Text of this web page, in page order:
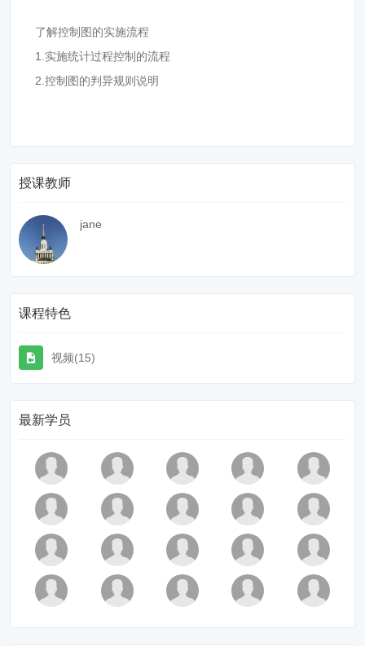
了解控制图的实施流程
1.实施统计过程控制的流程
2.控制图的判异规则说明
授课教师
jane
课程特色
视频(15)
最新学员